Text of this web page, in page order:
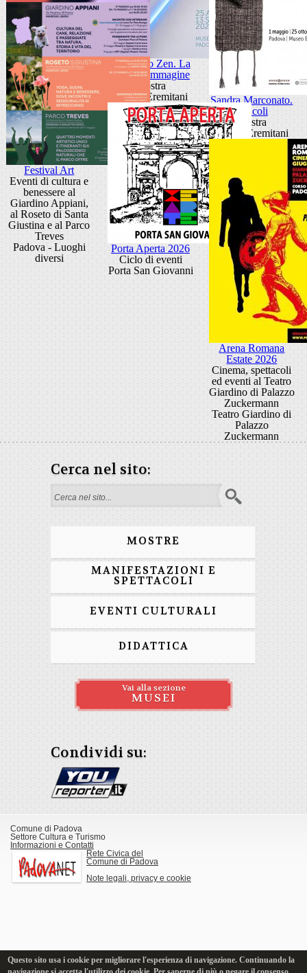
Giancarlo Zen. La
luce fa l'immagine
Mostra
Museo Eremitani
Sandra Marconato.
Oracoli
Mostra
Museo Eremitani
Festival Art
Eventi di cultura e
benessere al
Giardino Appiani,
al Roseto di Santa
Giustina e al Parco
Treves
Padova - Luoghi
diversi
Porta Aperta 2026
Ciclo di eventi
Porta San Giovanni
Arena Romana
Estate 2026
Cinema, spettacoli
ed eventi al Teatro
Giardino di Palazzo
Zuckermann
Teatro Giardino di
Palazzo
Zuckermann
Cerca nel sito:
Form di ricerca
MOSTRE
MANIFESTAZIONI E
SPETTACOLI
EVENTI CULTURALI
DIDATTICA
Vai alla sezione
MUSEI
Condividi su:
Comune di Padova
Settore Cultura e Turismo
Informazioni e Contatti
Rete Civica del
Comune di Padova
Note legali, privacy e cookie
Questo sito usa i cookie per migliorare l'esperienza di navigazione. Continuando la